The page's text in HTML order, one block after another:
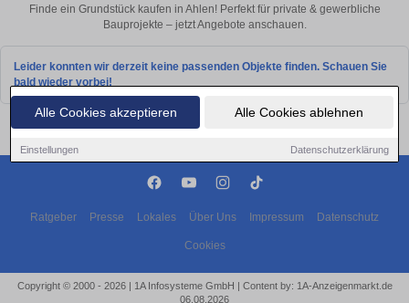
Alle Cookies akzeptieren Alle Cookies ablehnen
Einstellungen Datenschutzerklärung
Finde ein Grundstück kaufen in Ahlen! Perfekt für private & gewerbliche
Bauprojekte – jetzt Angebote anschauen.
Leider konnten wir derzeit keine passenden Objekte finden. Schauen Sie
bald wieder vorbei!
Ratgeber Presse Lokales Über Uns Impressum Datenschutz
Cookies
Copyright © 2000 - 2026 | 1A Infosysteme GmbH | Content by: 1A-Anzeigenmarkt.de
06.08.2026